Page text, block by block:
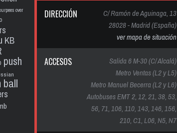
over
KB
push
ball
DIRECCIÓN
C/ Ramón de Aguinaga, 13
28028 - Madrid (España)
ver mapa de situación
ACCESOS
Salida 6 M-30 (C/ Alcalá)
Metro Ventas (L2 y L5)
Metro Manuel Becerra (L2 y L6)
Autobuses EMT 2, 12, 21, 38, 53,
56, 71, 106, 110, 143, 146, 156,
210, C1, L06, N5, N7